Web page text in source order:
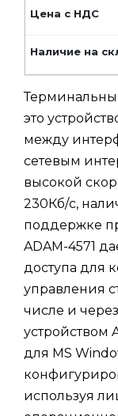
это
между
сетевым
высокой
230Кб/с,
поддержке
ADAM-4571
доступа для
управления
числе и
устройством
для MS
используя